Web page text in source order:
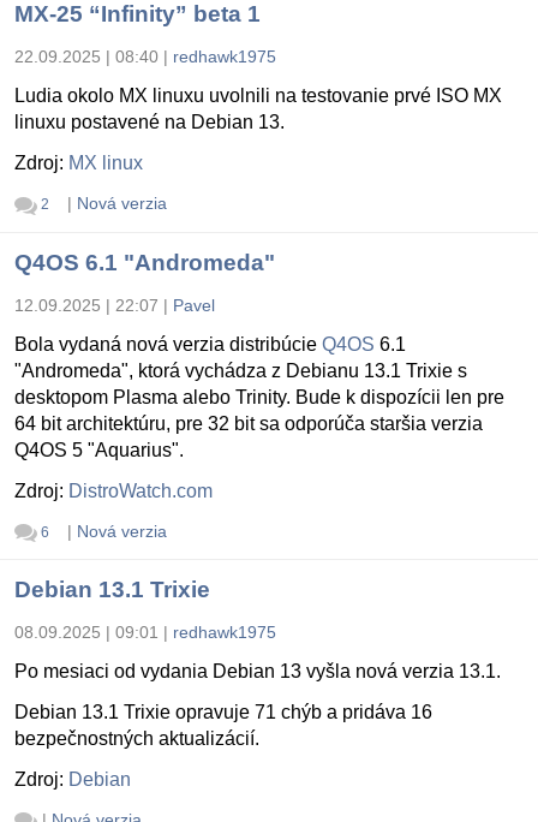
MX-25 “Infinity” beta 1
22.09.2025 | 08:40 | redhawk1975
Ludia okolo MX linuxu uvolnili na testovanie prvé ISO MX
linuxu postavené na Debian 13.
Zdroj: MX linux
2 | Nová verzia
Q4OS 6.1 "Andromeda"
12.09.2025 | 22:07 | Pavel
Bola vydaná nová verzia distribúcie Q4OS 6.1
"Andromeda", ktorá vychádza z Debianu 13.1 Trixie s
desktopom Plasma alebo Trinity. Bude k dispozícii len pre
64 bit architektúru, pre 32 bit sa odporúča staršia verzia
Q4OS 5 "Aquarius".
Zdroj: DistroWatch.com
6 | Nová verzia
Debian 13.1 Trixie
08.09.2025 | 09:01 | redhawk1975
Po mesiaci od vydania Debian 13 vyšla nová verzia 13.1.
Debian 13.1 Trixie opravuje 71 chýb a pridáva 16
bezpečnostných aktualizácií.
Zdroj: Debian